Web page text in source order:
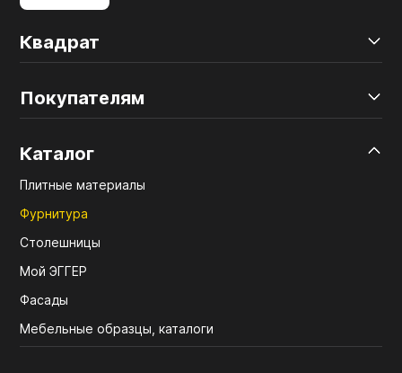
Квадрат
Покупателям
Каталог
Плитные материалы
Фурнитура
Столешницы
Мой ЭГГЕР
Фасады
Мебельные образцы, каталоги